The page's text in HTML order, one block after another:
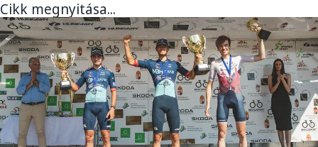
Cikk megnyitása...